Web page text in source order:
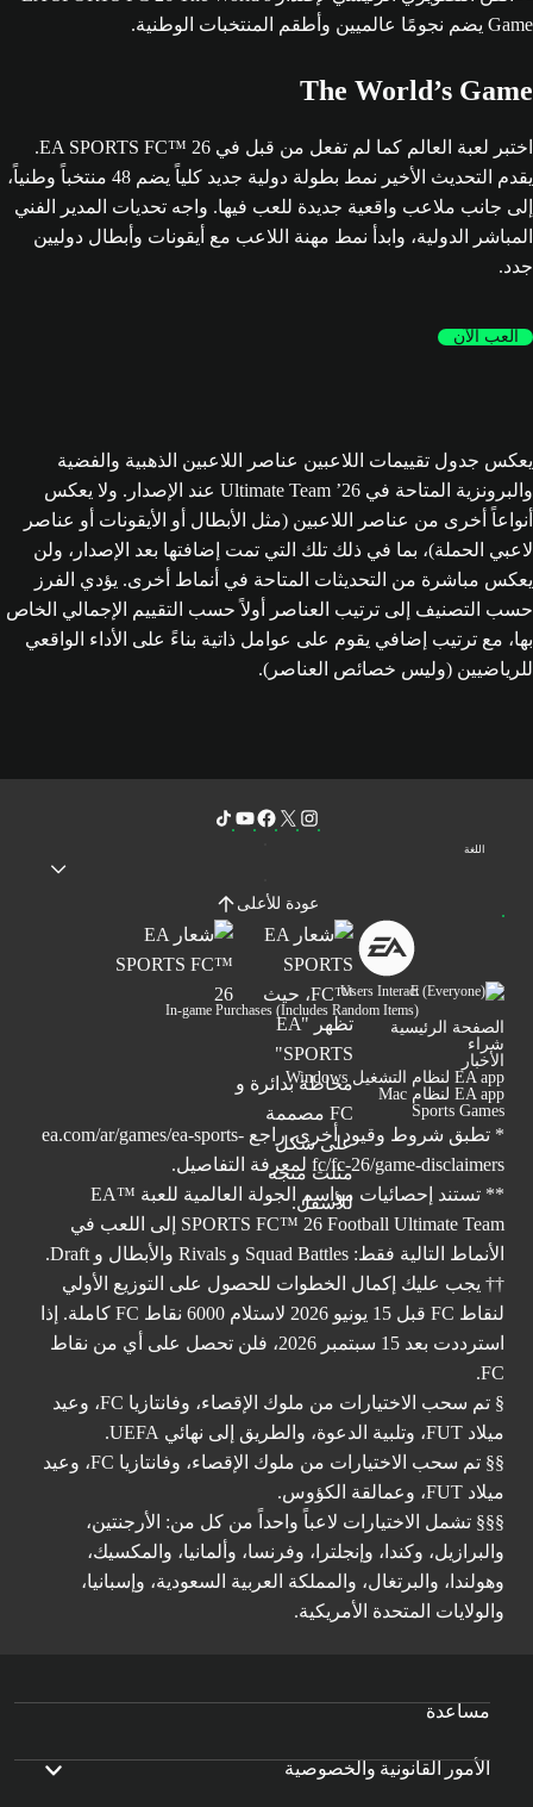
The World’s Game
اختبر لعبة العالم كما لم تفعل من قبل في EA SPORTS FC™ 26.
يقدم التحديث الأخير نمط بطولة دولية جديد كلياً يضم 48 منتخباً وطنياً،
إلى جانب ملاعب واقعية جديدة للعب فيها. واجه تحديات المدير الفني
المباشر الدولية، وابدأ نمط مهنة اللاعب مع أيقونات وأبطال دوليين
جدد.
العب الآن
يعكس جدول تقييمات اللاعبين عناصر اللاعبين الذهبية والفضية
والبرونزية المتاحة في Ultimate Team ’26 عند الإصدار. ولا يعكس
أنواعاً أخرى من عناصر اللاعبين (مثل الأبطال أو الأيقونات أو عناصر
لاعبي الحملة)، بما في ذلك تلك التي تمت إضافتها بعد الإصدار، ولن
يعكس مباشرة من التحديثات المتاحة في أنماط أخرى. يؤدي الفرز
حسب التصنيف إلى ترتيب العناصر أولاً حسب التقييم الإجمالي الخاص
بها، مع ترتيب إضافي يقوم على عوامل ذاتية بناءً على الأداء الواقعي
للرياضيين (وليس خصائص العناصر).
اللغة
عودة للأعلى
Users Interact
In-game Purchases (Includes Random Items)
الصفحة الرئيسية
شراء
الأخبار
EA app لنظام التشغيل Windows
EA app لنظام Mac
Sports Games
* تطبق شروط وقيود أخرى. راجع ea.com/ar/games/ea-sports-
fc/fc-26/game-disclaimers لمعرفة التفاصيل.
** تستند إحصائيات مواسم الجولة العالمية للعبة ™EA
SPORTS FC™ 26 Football Ultimate Team إلى اللعب في
الأنماط التالية فقط: Squad Battles و Rivals والأبطال و Draft.
†† يجب عليك إكمال الخطوات للحصول على التوزيع الأولي
لنقاط FC قبل 15 يونيو 2026 لاستلام 6000 نقاط FC كاملة. إذا
استرددت بعد 15 سبتمبر 2026، فلن تحصل على أي من نقاط
FC.
§ تم سحب الاختيارات من ملوك الإقصاء، وفانتازيا FC، وعيد
ميلاد FUT، وتلبية الدعوة، والطريق إلى نهائي UEFA.
§§ تم سحب الاختيارات من ملوك الإقصاء، وفانتازيا FC، وعيد
ميلاد FUT، وعمالقة الكؤوس.
§§§ تشمل الاختيارات لاعباً واحداً من كل من: الأرجنتين،
والبرازيل، وكندا، وإنجلترا، وفرنسا، وألمانيا، والمكسيك،
وهولندا، والبرتغال، والمملكة العربية السعودية، وإسبانيا،
والولايات المتحدة الأمريكية.
مساعدة
الأمور القانونية والخصوصية